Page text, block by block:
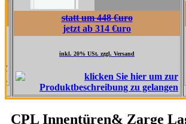
statt um 448 €uro
jetzt ab 314 €uro
inkl. 20% USt. zzgl. Versand
CPL Innentüren& Zarge